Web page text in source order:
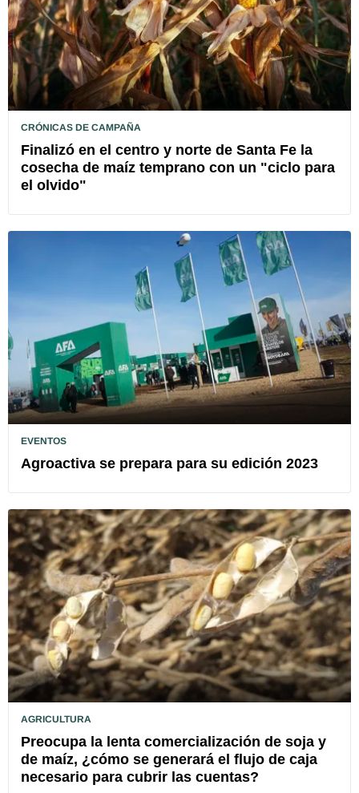
CRÓNICAS DE CAMPAÑA
Finalizó en el centro y norte de Santa Fe la
cosecha de maíz temprano con un "ciclo para
el olvido"
EVENTOS
Agroactiva se prepara para su edición 2023
AGRICULTURA
Preocupa la lenta comercialización de soja y
de maíz, ¿cómo se generará el flujo de caja
necesario para cubrir las cuentas?